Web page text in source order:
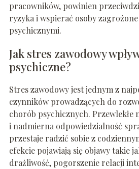
pracowników, powinien
ryzyka i wspierać osoby
psychicznymi.
Jak stres zawodowy
psychiczne?
Stres zawodowy jest jednym z
czynników prowadzących do
chorób psychicznych. Przewlekłe
i nadmierna odpowiedzialność
przestaje radzić sobie z
efekcie pojawiają się objawy takie
drażliwość, pogorszenie relacji